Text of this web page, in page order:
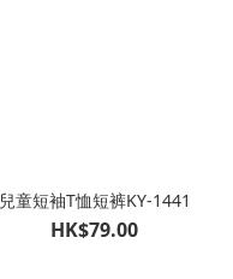
兒童短袖T恤短裤KY-1441
HK$79.00